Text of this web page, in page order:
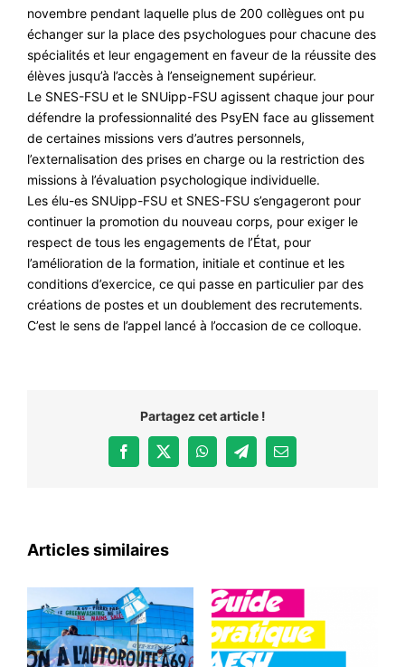
novembre pendant laquelle plus de 200 collègues ont pu
échanger sur la place des psychologues pour chacune des
spécialités et leur engagement en faveur de la réussite des
élèves jusqu’à l’accès à l’enseignement supérieur.
Le SNES-FSU et le SNUipp-FSU agissent chaque jour pour
défendre la professionnalité des PsyEN face au glissement
de certaines missions vers d’autres personnels,
l’externalisation des prises en charge ou la restriction des
missions à l’évaluation psychologique individuelle.
Les élu-es SNUipp-FSU et SNES-FSU s’engageront pour
continuer la promotion du nouveau corps, pour exiger le
respect de tous les engagements de l’État, pour
l’amélioration de la formation, initiale et continue et les
conditions d’exercice, ce qui passe en particulier par des
créations de postes et un doublement des recrutements.
C’est le sens de l’appel lancé à l’occasion de ce colloque.
Partagez cet article !
Facebook
X WhatsAppTelegramEmail
Articles similaires